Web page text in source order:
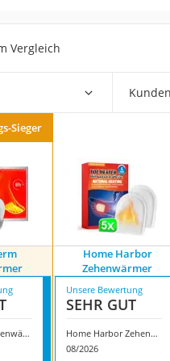
Reiten
Vergleich
Sieger
Home Harbor
Zehenwärmer
Terratherm Zehenwärmer
Unsere Bewertung
SEHR GUT
Home Harbor Zehenwärmer
08/2026